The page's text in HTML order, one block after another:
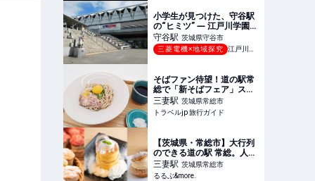
小学生が見つけた、守谷駅
の“ヒミツ” ― 江戸川学園取
手小学校 5年3組「取手調査
隊」探究レポート ―
守谷駅 茨城県守谷市
三菱電機×地域探究
江戸川学園取手小学校
そばファン待望！道の駅常
総で「新そばフェア」スタ
ート | 茨城県 | トラベルjp
旅行ガイド
三妻駅 茨城県常総市
トラベルjp 旅行ガイド
【茨城県・常総市】大行列
のできる道の駅 常総。人気
のヒミツに迫ります｜るる
ぶ&more.
三妻駅 茨城県常総市
るるぶ&more.